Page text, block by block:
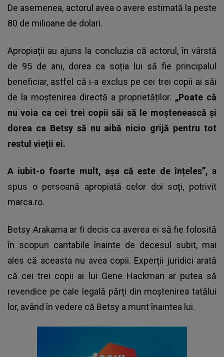
De asemenea, actorul avea o avere estimată la peste
80 de milioane de dolari.
Apropiații au ajuns la concluzia că actorul, în vârstă
de 95 de ani, dorea ca soția lui să fie principalul
beneficiar, astfel că i-a exclus pe cei trei copii ai săi
de la moștenirea directă a proprietăților. „Poate că
nu voia ca cei trei copii săi să le moștenească și
dorea ca Betsy să nu aibă nicio grijă pentru tot
restul vieții ei.
A iubit-o foarte mult, așa că este de înțeles”, a
spus o persoană apropiată celor doi soți, potrivit
marca.ro.
Betsy Arakama ar fi decis ca averea ei să fie folosită
în scopuri caritabile înainte de decesul subit, mai
ales că aceasta nu avea copii. Experții juridici arată
că cei trei copii ai lui Gene Hackman ar putea să
revendice pe cale legală părți din moștenirea tatălui
lor, având în vedere că Betsy a murit înaintea lui.